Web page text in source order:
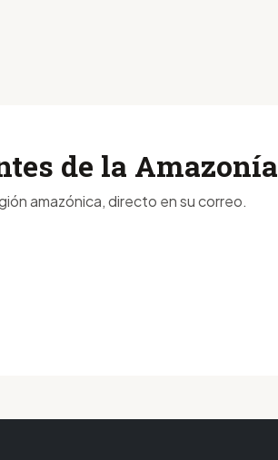
de la Amazonía
amazónica, directo en su correo.